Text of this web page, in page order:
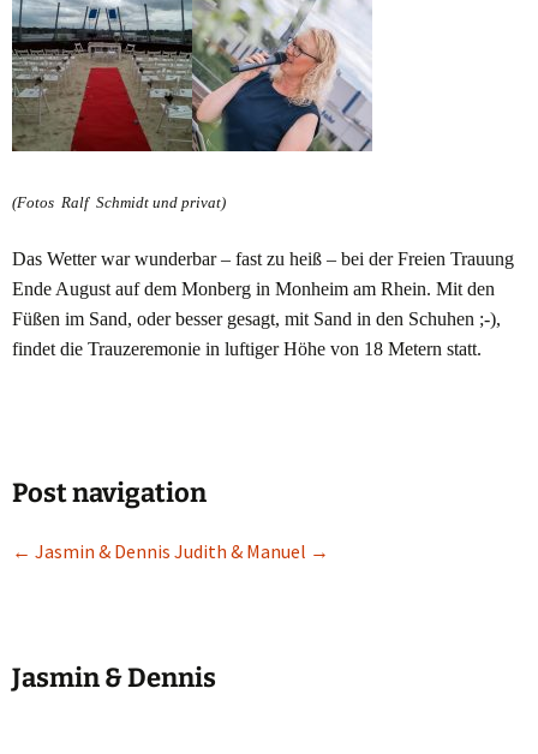
(Fotos Ralf Schmidt und privat)
Das Wetter war wunderbar – fast zu heiß – bei der Freien Trauung
Ende August auf dem Monberg in Monheim am Rhein. Mit den
Füßen im Sand, oder besser gesagt, mit Sand in den Schuhen ;-),
findet die Trauzeremonie in luftiger Höhe von 18 Metern statt.
Post navigation
← Jasmin & Dennis Judith & Manuel →
Jasmin & Dennis